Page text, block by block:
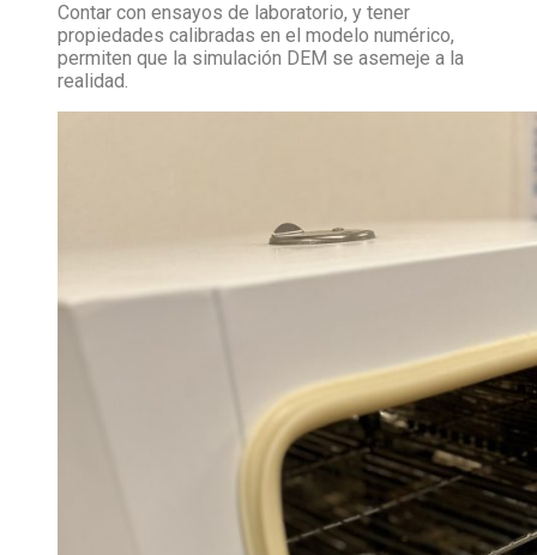
Contar con ensayos de laboratorio, y tener
propiedades calibradas en el modelo numérico,
permiten que la simulación DEM se asemeje a la
realidad.